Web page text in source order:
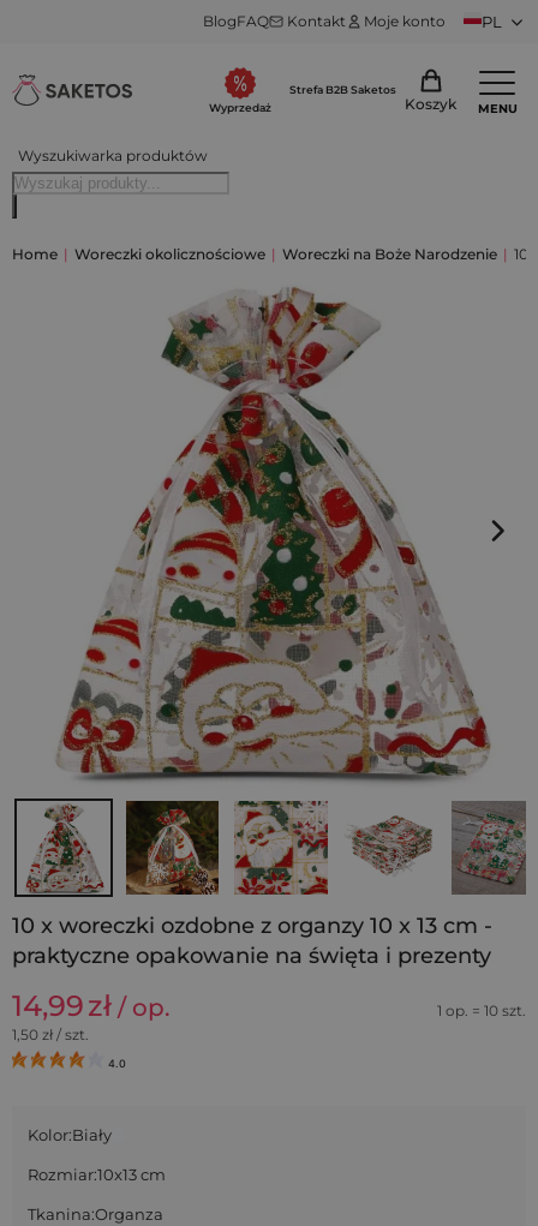
BlogFAQ Kontakt Moje konto PL
Wyszukiwarka produktów
Wyprzedaż
Strefa B2B Saketos
Koszyk MENU
Home | Woreczki okolicznościowe | Woreczki na Boże Narodzenie | 10
10 x woreczki ozdobne z organzy 10 x 13 cm -
praktyczne opakowanie na święta i prezenty
14,99zł / op.
1 op. = 10 szt.
1,50 zł / szt.
4.0
Kolor:Biały
Rozmiar:10x13 cm
Tkanina:Organza